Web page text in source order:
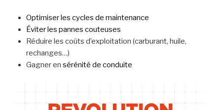
Optimiser les cycles de maintenance
Éviter les pannes couteuses
Réduire les coûts d’exploitation (carburant, huile,
rechanges…)
Gagner en sérénité de conduite